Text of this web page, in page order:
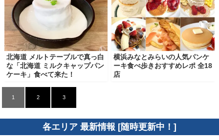
北海道 メルトテーブルで真っ白
な「北海道 ミルクキャップパン
ケーキ」食べて来た！
横浜みなとみらいの人気パンケ
ーキ食べ歩きおすすめレポ 全18
店
1 2 3
各エリア 最新情報 [随時更新中！]